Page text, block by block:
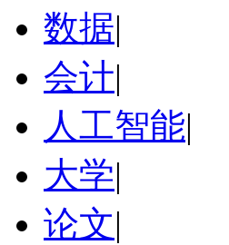
数据|
会计|
人工智能|
大学|
论文|